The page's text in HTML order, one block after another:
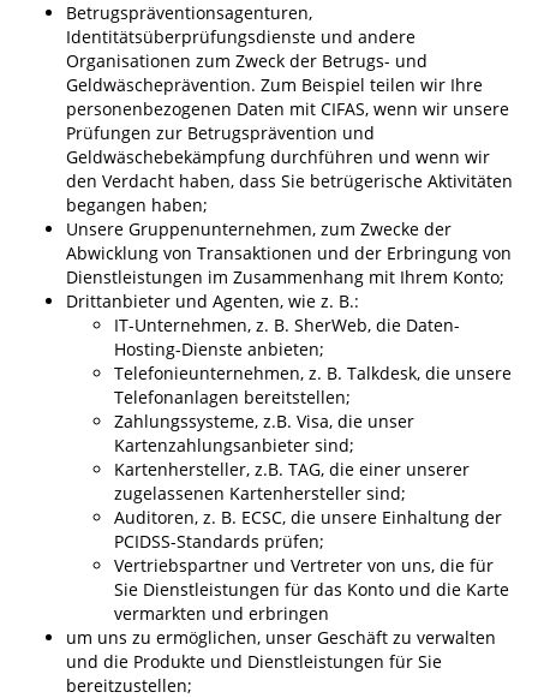
Betrugspräventionsagenturen,
Identitätsüberprüfungsdienste und andere
Organisationen zum Zweck der Betrugs- und
Geldwäscheprävention. Zum Beispiel teilen wir Ihre
personenbezogenen Daten mit CIFAS, wenn wir unsere
Prüfungen zur Betrugsprävention und
Geldwäschebekämpfung durchführen und wenn wir
den Verdacht haben, dass Sie betrügerische Aktivitäten
begangen haben;
Unsere Gruppenunternehmen, zum Zwecke der
Abwicklung von Transaktionen und der Erbringung von
Dienstleistungen im Zusammenhang mit Ihrem Konto;
Drittanbieter und Agenten, wie z. B.:
IT-Unternehmen, z. B. SherWeb, die Daten-
Hosting-Dienste anbieten;
Telefonieunternehmen, z. B. Talkdesk, die unsere
Telefonanlagen bereitstellen;
Zahlungssysteme, z.B. Visa, die unser
Kartenzahlungsanbieter sind;
Kartenhersteller, z.B. TAG, die einer unserer
zugelassenen Kartenhersteller sind;
Auditoren, z. B. ECSC, die unsere Einhaltung der
PCIDSS-Standards prüfen;
Vertriebspartner und Vertreter von uns, die für
Sie Dienstleistungen für das Konto und die Karte
vermarkten und erbringen
um uns zu ermöglichen, unser Geschäft zu verwalten
und die Produkte und Dienstleistungen für Sie
bereitzustellen;